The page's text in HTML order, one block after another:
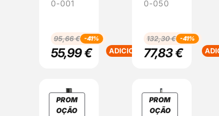
0-001
95,66€ -41%
55,99€ ADICIONAR
0-050
132,30€ -41%
77,83€
PROM
OÇÃOP
PROM
OÇÃOP